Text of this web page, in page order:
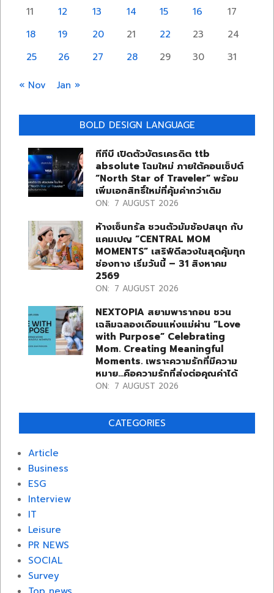
11
12 13 14 15 16
17
18
19 20 21 22 23
24
25
26 27 28 29 30 31
« Nov Jan »
BOLD DESIGN LANGUAGE
ทีทีบี เปิดตัวบัตรเครดิต ttb
absolute โฉมใหม่ ภายใต้คอนเซ็ปต์
“North Star of Traveler” พร้อม
เพิ่มเอกสิทธิ์ใหม่ที่คุ้มค่ากว่าเดิม
ON: 7 AUGUST 2026
ห้างเซ็นทรัล ชวนตัวมัมช้อปสนุก กับ
แคมเปญ “CENTRAL MOM
MOMENTS” เสริฟ์ดีลวงในสุดคุ้มทุก
ช่องทาง เริ่มวันนี้ – 31 สิงหาคม
2569
ON: 7 AUGUST 2026
NEXTOPIA สยามพารากอน ชวน
เฉลิมฉลองเดือนแห่งแม่ผ่าน “Love
with Purpose” Celebrating
Mom. Creating Meaningful
Moments. เพราะความรักที่มีความ
หมาย…คือความรักที่ส่งต่อคุณค่าได้
ON: 7 AUGUST 2026
CATEGORIES
Article
Business
ESG
Interview
IT
Leisure
PR NEWS
SOCIAL
Survey